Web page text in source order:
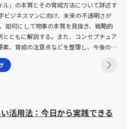
、仕組み、スケジュールなど、問題を生み
向けることが重要だ。 文章を短く要約す
の向上に役立つ。 記事や会議資料を読ん
根拠」「次に取るべき行動」の3点でまと
足情報を区別する習慣が身に付く。 自分
論点の重複や抜け漏れ、因果関係の飛躍
ツリーは、一つの問題を複数の要素に分
の枝のように整理する方法である。 たと
る」という課題を、「売上を増やす」と
う問いに対する答えが見えてくる。一例と
」から「利用」へとシフトしている現象
変化だけでなく、社会全体の価値観の転
た洞察は新たなビジネスチャンスを創出す
やKPIなど、すぐに数値として表れる情
報の量が多い現代では、全てのデータや
とが求められるが、情報過多によって重要
リスクも存在する。そのため、観察力を
クトにおいても効率的かつ迅速な意思決定
に、論理的なコミュニケーションは、相
の根拠を明確に伝えることを可能にし、
ーションにつながります。特に、複数の部
ンドを持つ相手との議論において、論理的
に直結します。 また、論理的思考力を持
たな問題に対しても冷静にアプローチで
、不確実性の高い市場環境や事業戦略に
に対処する力が養われます。 しかしなが
注意点も存在します。まず、論理があま
し、効果的に取捨選択する能力 ・得た情
し、本質を見極める判断力 ・多角的な視
析・評価する能力 ・正確かつ信頼性のあ
発信するコミュニケーション能力 また、
関係にある概念として、「メディアリテラ
の特定の情報源から情報を読み解く能力
スしており、技術的な側面が強調されま
コンやスマートフォンの普及により、誰
信できる状況にあります。しかし、その
ル」の本質とその育成方法について詳述す
ビジネスマンに向け、未来の不透明さが
如何にして物事の本質を見抜き、戦略的
とともに解説する。また、コンセプチュア
素、育成の注意点などを整理し、今後のビ
る能力を明確にすることで、読者が実務に
よう支援する。 コンセプチュア
心を捉える力を指す。この考え方は、ハ
カッツ教授により提唱され、その後ピー
ドラッカーモデルに基づき、更に発展さ
活用法：今日から実践できる